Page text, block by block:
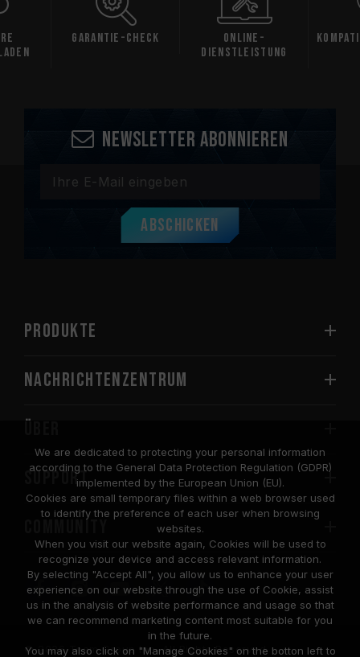
Garantie-Check
Online-
Dienstleistung
Newsletter abonnieren
Abschicken
PRODUKTE
Nachrichtenzentrum
SUPPORT
COMMUNITY
© 2026 Team Group Inc. All Rights Reserved.
We are dedicated to protecting your personal information
according to the General Data Protection Regulation (GDPR)
implemented by the European Union (EU).
Cookies are small temporary files within a web browser used
to identify the preference of each user when browsing
websites.
When you visit our website again, Cookies will be used to
recognize your device and access relevant information.
By selecting "Accept All", you allow us to enhance your user
experience on our website through the use of Cookie, assist
us in the analysis of website performance and usage so that
we can recommend marketing content most suitable for you
in the future.
You may also click on "Manage Cookies" on the botton left to